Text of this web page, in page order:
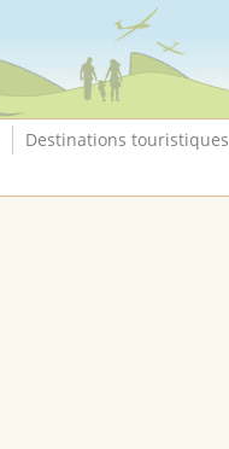
Destinations touristiques